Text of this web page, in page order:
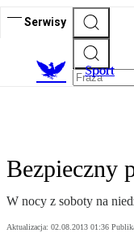
Serwisy
Sport
Bezpieczny
W nocy z soboty na
Aktualizacja: 02.08.2013 01:36